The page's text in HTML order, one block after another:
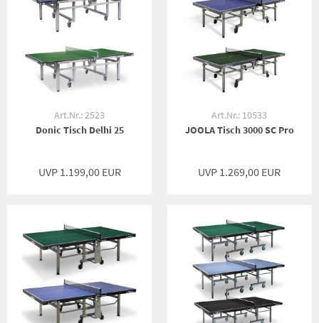
Art.Nr.: 2523
Donic Tisch Delhi 25
UVP 1.199,00 EUR
Art.Nr.: 10533
JOOLA Tisch 3000 SC Pro
UVP 1.269,00 EUR